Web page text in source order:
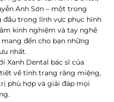
Anh Sơn – một trong
đầu trong lĩnh vực phục hình
kinh nghiệm và tay nghề
đến cho bạn những
nhất.
Xanh Dental bác sĩ của
về tình trạng răng miệng,
phù hợp và giải đáp mọi